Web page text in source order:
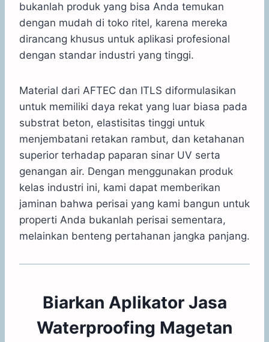
bukanlah produk yang bisa Anda temukan
dengan mudah di toko ritel, karena mereka
dirancang khusus untuk aplikasi profesional
dengan standar industri yang tinggi.
Material dari AFTEC dan ITLS diformulasikan
untuk memiliki daya rekat yang luar biasa pada
substrat beton, elastisitas tinggi untuk
menjembatani retakan rambut, dan ketahanan
superior terhadap paparan sinar UV serta
genangan air. Dengan menggunakan produk
kelas industri ini, kami dapat memberikan
jaminan bahwa perisai yang kami bangun untuk
properti Anda bukanlah perisai sementara,
melainkan benteng pertahanan jangka panjang.
Biarkan Aplikator Jasa
Waterproofing Magetan